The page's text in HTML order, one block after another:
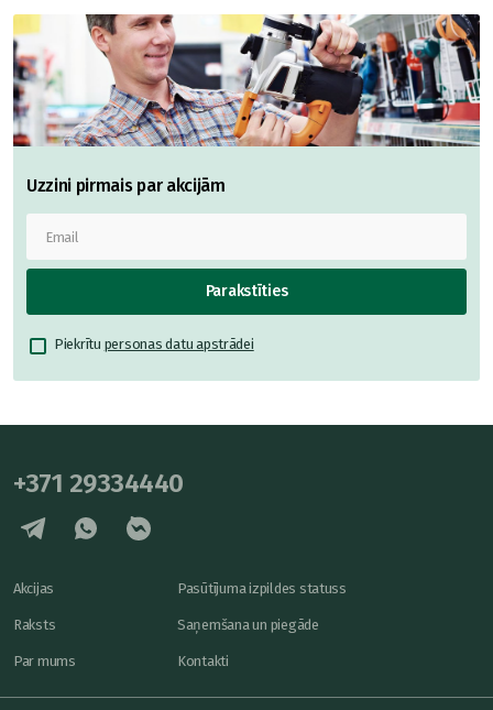
Uzzini pirmais par akcijām
Parakstīties
Piekrītu personas datu apstrādei
+371 29334440
Akcijas
Raksts
Par mums
Pasūtījuma izpildes statuss
Saņemšana un piegāde
Kontakti